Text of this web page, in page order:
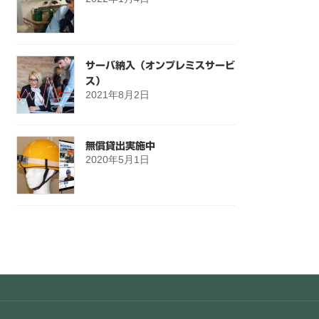
サーバ納入（オンプレミスサービ
ス）
2021年8月2日
無償貸出実施中
2020年5月1日